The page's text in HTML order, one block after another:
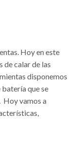
Hoy en este
de calar de las
disponemos
que se
Hoy vamos a